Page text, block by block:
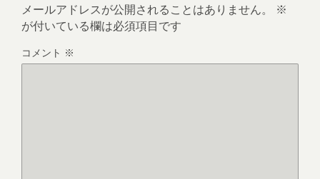
メールアドレスが公開されることはありません。
※
が付いている欄は必須項目です
コメント ※